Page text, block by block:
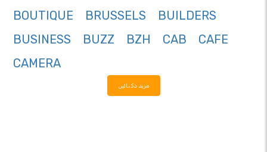
BOUTIQUE
BRUSSELS
BUILDERS
BUSINESS
BUZZ BZH CAB
CAFE
CAMERA
مزید دکھائیں